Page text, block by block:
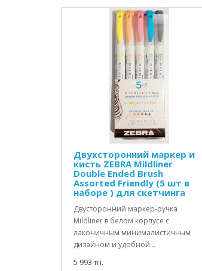
Двухсторонний маркер и
кисть ZEBRA Mildliner
Double Ended Brush
Assorted Friendly (5 шт в
наборе ) для скетчинга
Двусторонний маркер-ручка
Mildliner в белом корпусе с
лаконичным минималистичным
дизайном и удобной ..
5 993 тн.